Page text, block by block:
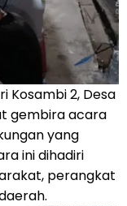
Kosambi 2, Desa
gembira acara
yang
ini dihadiri
perangkat